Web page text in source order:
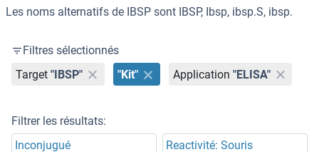
Les noms alternatifs de IBSP sont IBSP, Ibsp, ibsp.S, ibsp.
Filtres sélectionnés
Target "IBSP" "Kit" Application "ELISA"
Filtrer les résultats:
Inconjugué
Reactivité: Souris